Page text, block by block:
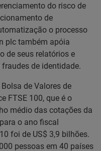
do risco de
de
o processo
plc também apóia
de seus relatórios e
de identidade.
de Valores de
FTSE 100, que é o
médio das cotações da
o ano fiscal
foi de US$ 3,9 bilhões.
pessoas em 40 países